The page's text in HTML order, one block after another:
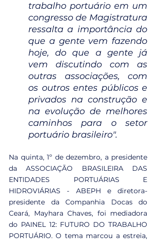
trabalho portuário em um
congresso de Magistratura
ressalta a importância do
que a gente vem fazendo
hoje, do que a gente já
vem discutindo com as
outras associações, com
os outros entes públicos e
privados na construção e
na evolução de melhores
caminhos para o setor
portuário brasileiro".
Na quinta, 1º de dezembro, a presidente
da ASSOCIAÇÃO BRASILEIRA DAS
ENTIDADES PORTUÁRIAS E
HIDROVIÁRIAS - ABEPH e diretora-
presidente da Companhia Docas do
Ceará, Mayhara Chaves, foi mediadora
do PAINEL 12: FUTURO DO TRABALHO
PORTUÁRIO. O tema marcou a estreia,